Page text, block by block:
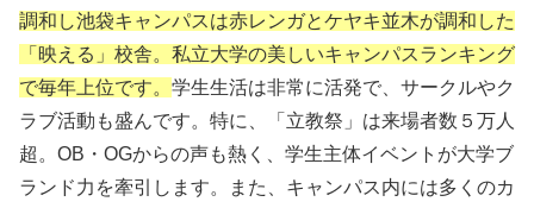
調和し池袋キャンパスは赤レンガとケヤキ並木が調和した
「映える」校舎。私立大学の美しいキャンパスランキング
で毎年上位です。 学生生活は非常に活発で、サークルやク
ラブ活動も盛んです。特に、「立教祭」は来場者数５万人
超。OB・OGからの声も熱く、学生主体イベントが大学ブ
ランド力を牽引します。また、キャンパス内には多くのカ